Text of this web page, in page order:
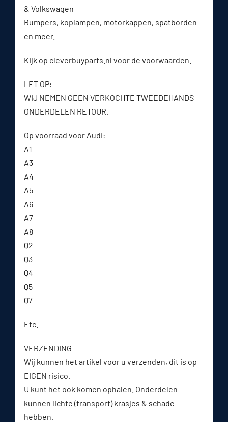
& Volkswagen
Bumpers, koplampen, motorkappen, spatborden
en meer.
Kijk op cleverbuyparts.nl voor de voorwaarden.
LET OP:
WIJ NEMEN GEEN VERKOCHTE TWEEDEHANDS
ONDERDELEN RETOUR.
Op voorraad voor Audi:
A1
A3
A4
A5
A6
A7
A8
Q2
Q3
Q4
Q5
Q7
Etc.
VERZENDING
Wij kunnen het artikel voor u verzenden, dit is op
EIGEN risico.
U kunt het ook komen ophalen. Onderdelen
kunnen lichte (transport) krasjes & schade
hebben.